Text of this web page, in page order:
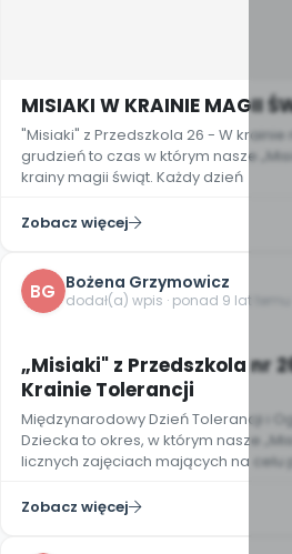
MISIAKI W KRAINIE MAGII
"Misiaki" z Przedszkola 26 - W krainie
grudzień to czas w którym nasze
krainy magii świąt. Każdy dzień
Zobacz więcej
BG Bożena Grzymowicz
dodał(a) wpis · ponad 9 lat temu
„Misiaki" z Przedszkola nr
Krainie Tolerancji
Międzynarodowy Dzień Tolerancji i
Dziecka to okres, w którym nasze
licznych zajęciach mających na celu
Zobacz więcej